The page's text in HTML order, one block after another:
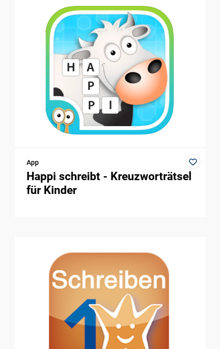
App
Happi schreibt - Kreuzworträtsel
für Kinder